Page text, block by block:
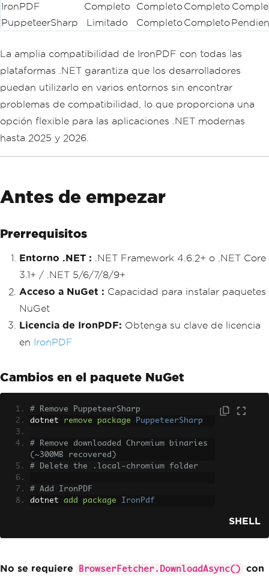
IronPDF Completo CompletoCompleto
PuppeteerSharp
Limitado CompletoCompleto
La amplia compatibilidad de IronPDF con todas las
plataformas .NET garantiza que los desarrolladores
puedan utilizarlo en varios entornos sin encontrar
problemas de compatibilidad, lo que proporciona una
opción flexible para las aplicaciones .NET modernas
hasta 2025 y 2026.
Antes de empezar
Prerrequisitos
Entorno .NET : .NET Framework 4.6.2+ o .NET Core
3.1+ / .NET 5/6/7/8/9+
Acceso a NuGet : Capacidad para instalar paquetes
NuGet
Licencia de IronPDF: Obtenga su clave de licencia
en IronPDF
Cambios en el paquete NuGet
# Remove PuppeteerSharp
dotnet remove package PuppeteerSharp
# Remove downloaded Chromium binaries
(~300MB recovered)
# Delete the .local-chromium folder
# Add IronPDF
dotnet add package IronPdf
SHELL
No se requiere BrowserFetcher.DownloadAsync()
con